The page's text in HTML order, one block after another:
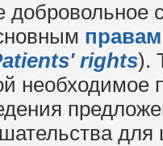
правам
rights).
необходимое